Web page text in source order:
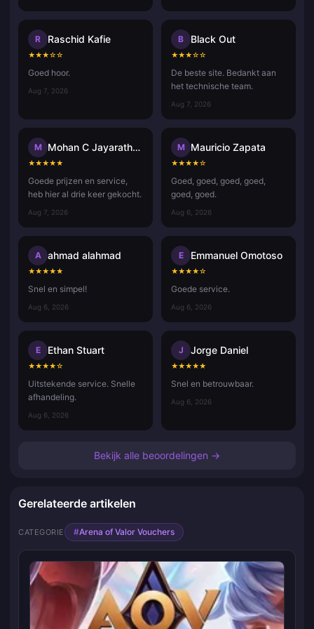
R Raschid Kafie
★★★☆☆
Goed hoor.
Aug 7, 2026
B Black Out
★★★☆☆
De beste site. Bedankt aan
het technische team.
Aug 7, 2026
M Mohan C Jayarathna
★★★★★
Goede prijzen en service,
heb hier al drie keer gekocht.
Aug 7, 2026
M Mauricio Zapata
★★★★☆
Goed, goed, goed, goed,
goed, goed.
Aug 6, 2026
A ahmad alahmad
★★★★★
Snel en simpel!
Aug 6, 2026
E Emmanuel Omotoso
★★★★☆
Goede service.
Aug 6, 2026
E Ethan Stuart
★★★★☆
Uitstekende service. Snelle
afhandeling.
Aug 6, 2026
J Jorge Daniel
★★★★★
Snel en betrouwbaar.
Aug 6, 2026
Bekijk alle beoordelingen →
Gerelateerde artikelen
CATEGORIE #Arena of Valor Vouchers